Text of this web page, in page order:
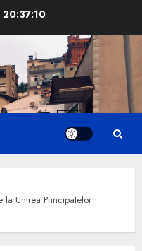
20:37:11
Unirea Principatelor